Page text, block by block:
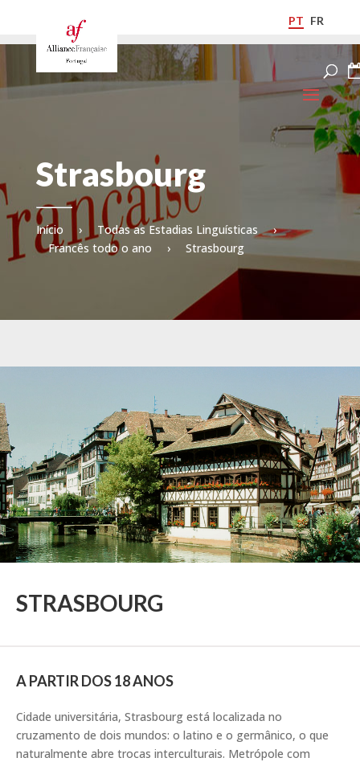
PT FR
Strasbourg
Início › Todas as Estadias Linguísticas
›
Francês todo o ano
› Strasbourg
STRASBOURG
A PARTIR DOS 18 ANOS
Cidade universitária, Strasbourg está localizada no
cruzamento de dois mundos: o latino e o germânico, o que
naturalmente abre trocas interculturais. Metrópole com